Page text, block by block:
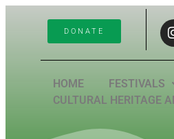
DONATE
HOME FESTIVALS
CULTURAL HERITAGE